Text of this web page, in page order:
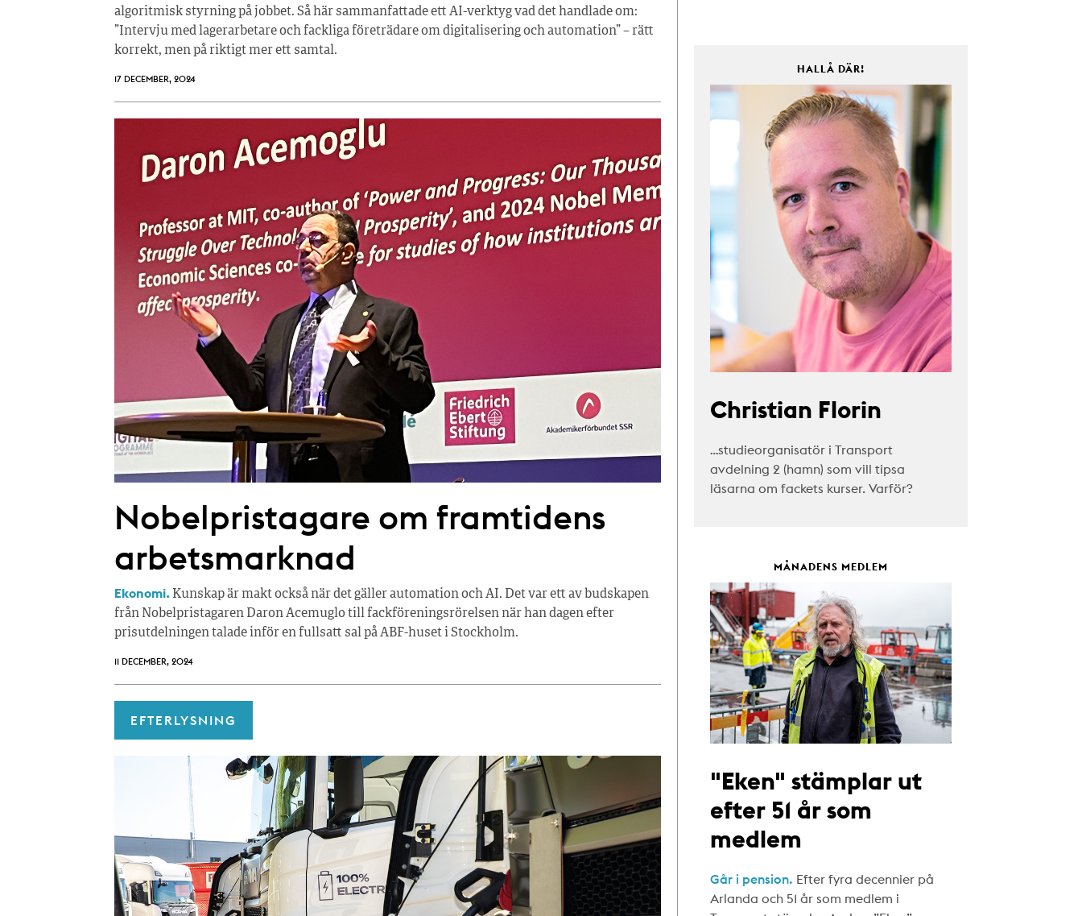
algoritmisk styrning på jobbet. Så här sammanfattade ett AI-verktyg vad det handlade om:
”Intervju med lagerarbetare och fackliga företrädare om digitalisering och automation” – rätt
korrekt, men på riktigt mer ett samtal.
17 DECEMBER, 2024
Nobelpristagare om framtidens
arbetsmarknad
Ekonomi. Kunskap är makt också när det gäller automation och AI. Det var ett av budskapen
från Nobelpristagaren Daron Acemuglo till fackföreningsrörelsen när han dagen efter
prisutdelningen talade inför en fullsatt sal på ABF-huset i Stockholm.
11 DECEMBER, 2024
EFTERLYSNING
HALLÅ DÄR!
Christian Florin
…studieorganisatör i Transport
avdelning 2 (hamn) som vill tipsa
läsarna om fackets kurser. Varför?
MÅNADENS MEDLEM
"Eken" stämplar ut
efter 51 år som
medlem
Går i pension. Efter fyra decennier på
Arlanda och 51 år som medlem i